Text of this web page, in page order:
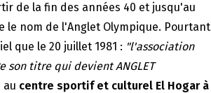
de la fin des années 40 et jusqu'au
le nom de l'Anglet Olympique. Pourtant
que le 20 juillet 1981 : "l'association
titre qui devient ANGLET
au centre sportif et culturel El Hogar à